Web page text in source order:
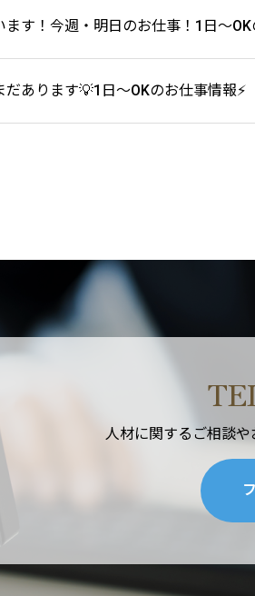
ます！今週・明日のお仕事！1日～
あります💡1日～OKのお仕事情報⚡
人材に関するご相談